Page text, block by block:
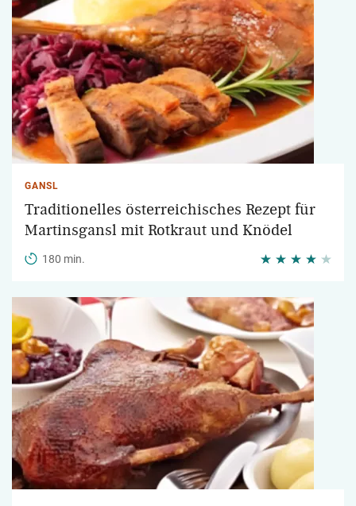
GANSL
Traditionelles österreichisches Rezept für
Martinsgansl mit Rotkraut und Knödel
180 min.